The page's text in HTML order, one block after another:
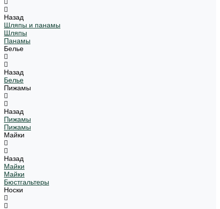
Назад
Шляпы и панамы
Шляпы
Панамы
Белье
Назад
Белье
Пижамы
Назад
Пижамы
Пижамы
Майки
Назад
Майки
Майки
Бюстгальтеры
Носки